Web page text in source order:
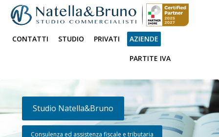
CONTATTI STUDIO PRIVATI AZIENDE
PARTITE IVA
Studio Natella&Bruno
Consulenza ed assistenza fiscale e tributaria